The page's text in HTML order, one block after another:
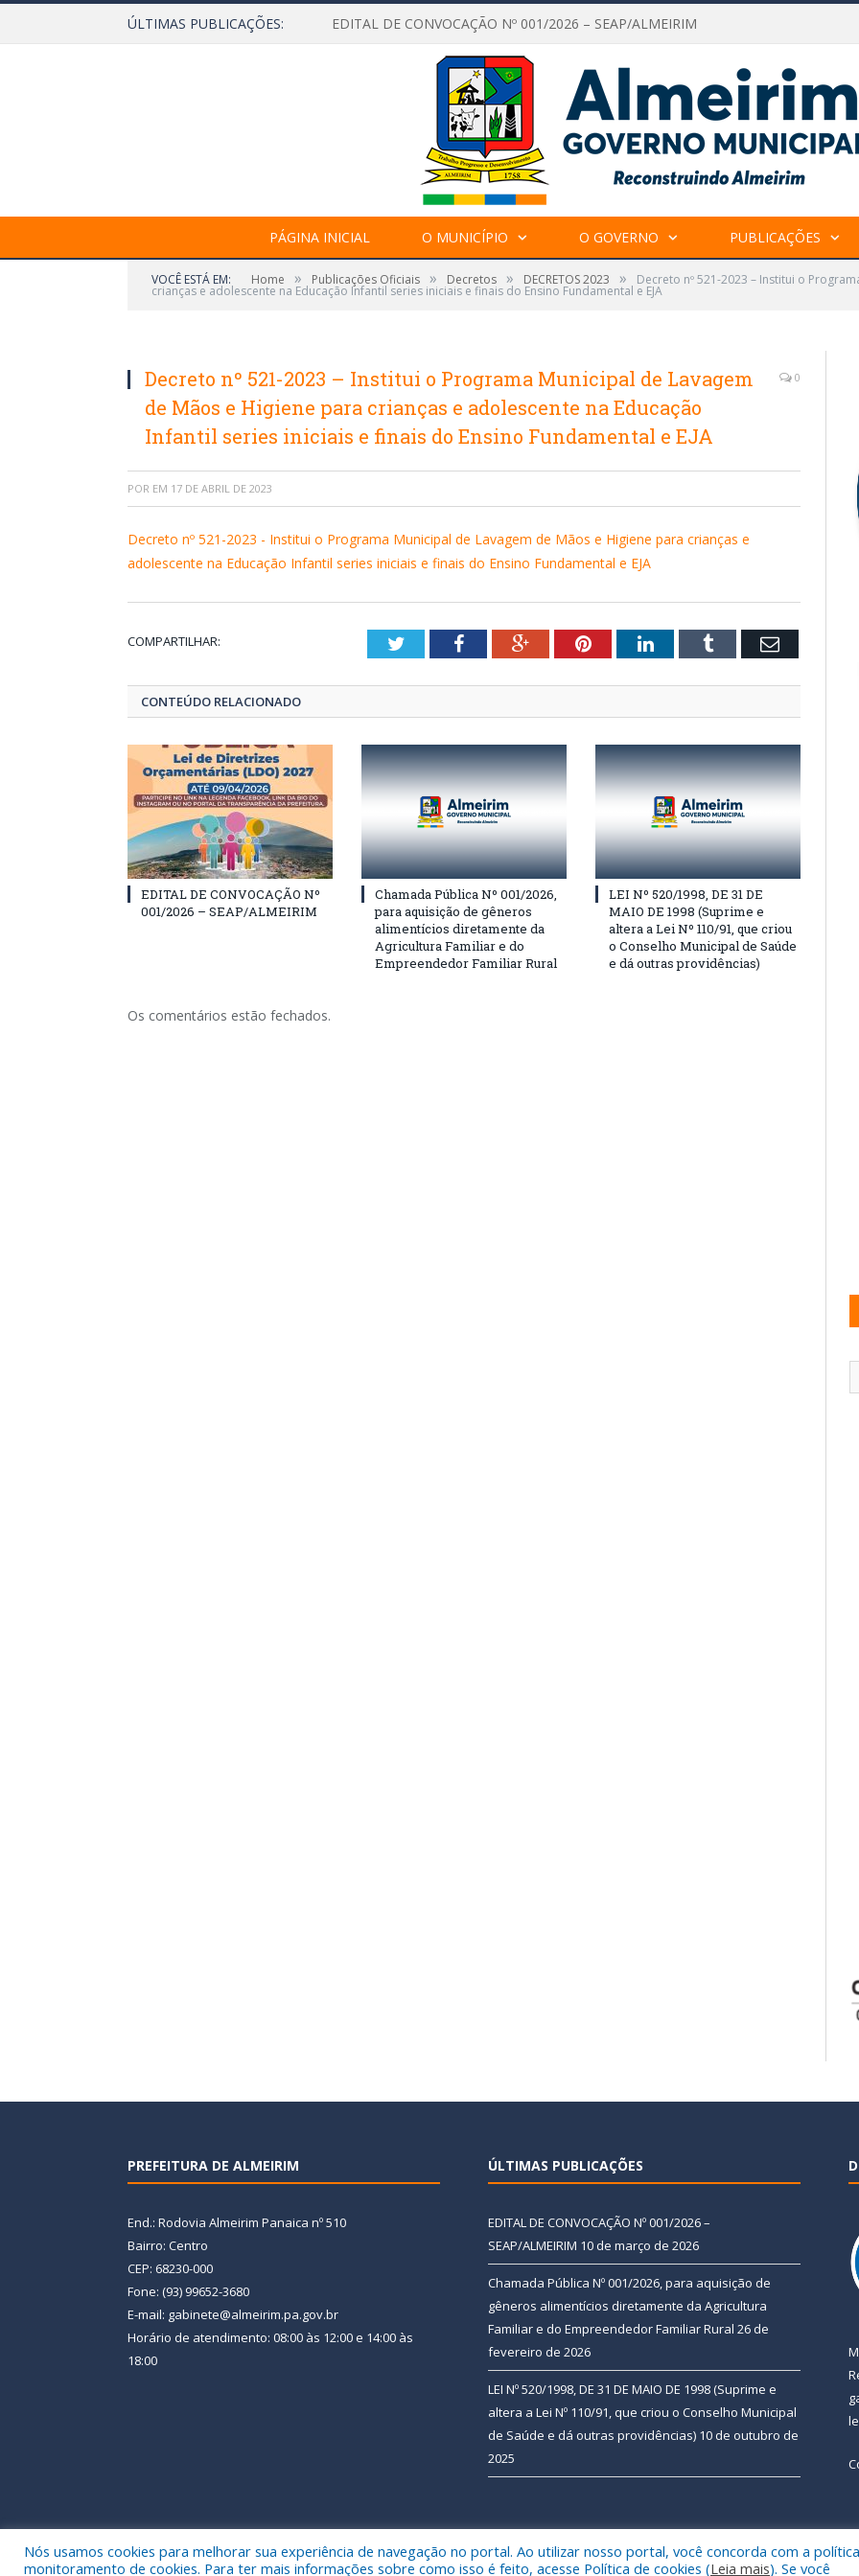
ÚLTIMAS PUBLICAÇÕES: EDITAL DE CONVOCAÇÃO Nº 001/2026 – SEAP/ALMEIRIM
PÁGINA INICIAL O MUNICÍPIO O GOVERNO PUBLICAÇÕES
VOCÊ ESTÁ EM: Home » Publicações Oficiais » Decretos » DECRETOS 2023 » Decreto nº 521-2023 – Institui o
crianças e adolescente na Educação Infantil series iniciais e finais do Ensino Fundamental e EJA
Decreto nº 521-2023 – Institui o Programa Municipal de Lavagem
de Mãos e Higiene para crianças e adolescente na Educação
Infantil series iniciais e finais do Ensino Fundamental e EJA
0
POR EM 17 DE ABRIL DE 2023
Decreto nº 521-2023 - Institui o Programa Municipal de Lavagem de Mãos e Higiene para crianças e
adolescente na Educação Infantil series iniciais e finais do Ensino Fundamental e EJA
COMPARTILHAR: TwitterFacebookGoogle+PinterestLinkedInTumblr Email
CONTEÚDO RELACIONADO
EDITAL DE CONVOCAÇÃO Nº
001/2026 – SEAP/ALMEIRIM
Chamada Pública Nº 001/2026,
para aquisição de gêneros
alimentícios diretamente da
Agricultura Familiar e do
Empreendedor Familiar Rural
LEI Nº 520/1998, DE 31 DE
MAIO DE 1998 (Suprime e
altera a Lei Nº 110/91, que criou
o Conselho Municipal de Saúde
e dá outras providências)
Os comentários estão fechados.
PREFEITURA DE ALMEIRIM
End.: Rodovia Almeirim Panaica nº 510
Bairro: Centro
CEP: 68230-000
Fone: (93) 99652-3680
E-mail: gabinete@almeirim.pa.gov.br
Horário de atendimento: 08:00 às 12:00 e 14:00 às
18:00
ÚLTIMAS PUBLICAÇÕES
EDITAL DE CONVOCAÇÃO Nº 001/2026 –
SEAP/ALMEIRIM 10 de março de 2026
Chamada Pública Nº 001/2026, para aquisição de
gêneros alimentícios diretamente da Agricultura
Familiar e do Empreendedor Familiar Rural 26 de
fevereiro de 2026
LEI Nº 520/1998, DE 31 DE MAIO DE 1998 (Suprime e
altera a Lei Nº 110/91, que criou o Conselho Municipal
de Saúde e dá outras providências) 10 de outubro de
2025
Todos os direitos reservados a Prefeitura Municipal de Almeirim. Mapa do Site
Nós usamos cookies para melhorar sua experiência de navegação no portal. Ao utilizar nosso portal, você concorda com a
monitoramento de cookies. Para ter mais informações sobre como isso é feito, acesse Política de cookies (Leia mais). Se você